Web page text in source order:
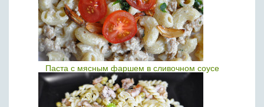
Паста с мясным фаршем в сливочном соусе